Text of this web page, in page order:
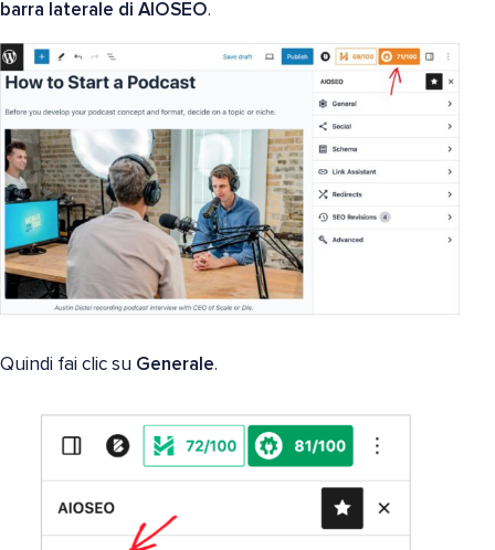
barra laterale di AIOSEO.
Quindi fai clic su Generale.